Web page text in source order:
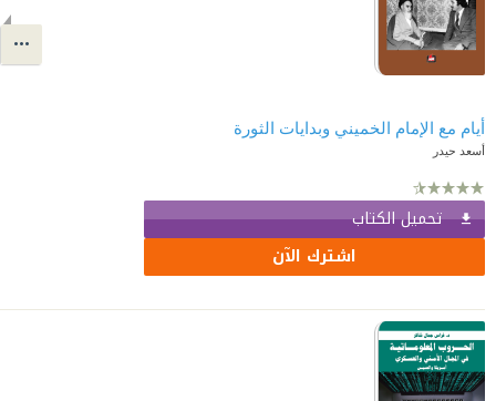
أيام مع الإمام الخميني وبدايات الثورة
أسعد حيدر
تحميل الكتاب
اشترك الآن